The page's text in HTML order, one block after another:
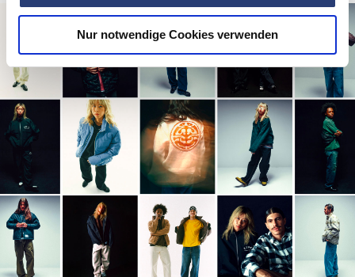
Nur notwendige Cookies verwenden